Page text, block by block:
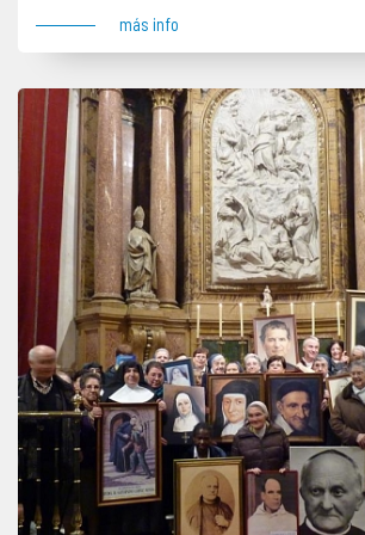
más info